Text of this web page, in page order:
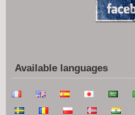
Available languages